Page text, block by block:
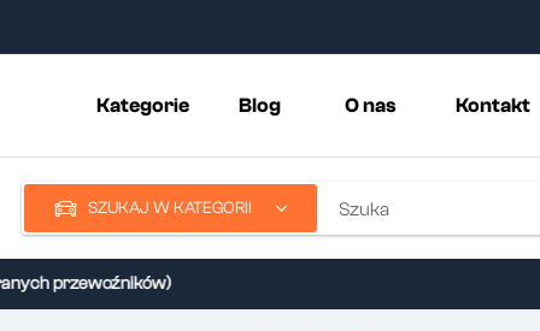
Kategorie Blog O nas Kontakt
SZUKAJ W KATEGORII
przewoźników)